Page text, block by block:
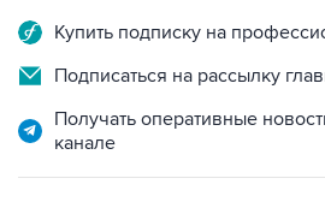
Купить подписку на
Подписаться на рассылку
Получать оперативные
канале